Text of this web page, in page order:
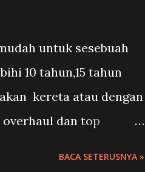
untuk sesebuah
10 tahun,15 tahun
kereta atau dengan
dan top
BACA SETERUSNYA »